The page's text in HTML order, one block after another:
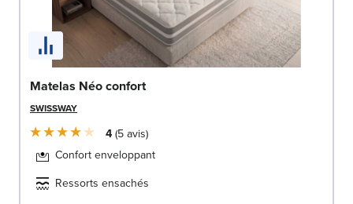
Matelas Néo confort
SWISSWAY
4 5avis
Confort enveloppant
Ressorts ensachés